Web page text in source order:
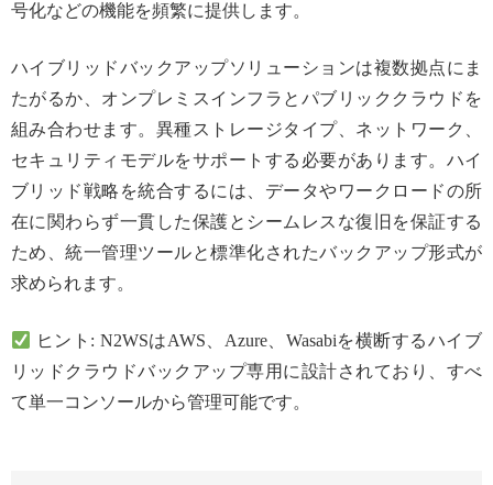
号化などの機能を頻繁に提供します。
ハイブリッドバックアップソリューションは複数拠点にま
たがるか、オンプレミスインフラとパブリッククラウドを
組み合わせます。異種ストレージタイプ、ネットワーク、
セキュリティモデルをサポートする必要があります。ハイ
ブリッド戦略を統合するには、データやワークロードの所
在に関わらず一貫した保護とシームレスな復旧を保証する
ため、統一管理ツールと標準化されたバックアップ形式が
求められます。
ヒント: N2WSはAWS、Azure、Wasabiを横断するハイブ
リッドクラウドバックアップ専用に設計されており、すべ
て単一コンソールから管理可能です。